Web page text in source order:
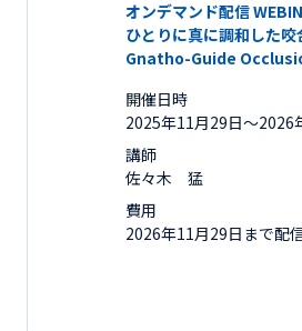
オンデマンド配信
ひとりに真に調和した
Gnatho-Guide
開催日時
2025年11月29日〜
講師
佐々木 猛
費用
2026年11月29日まで